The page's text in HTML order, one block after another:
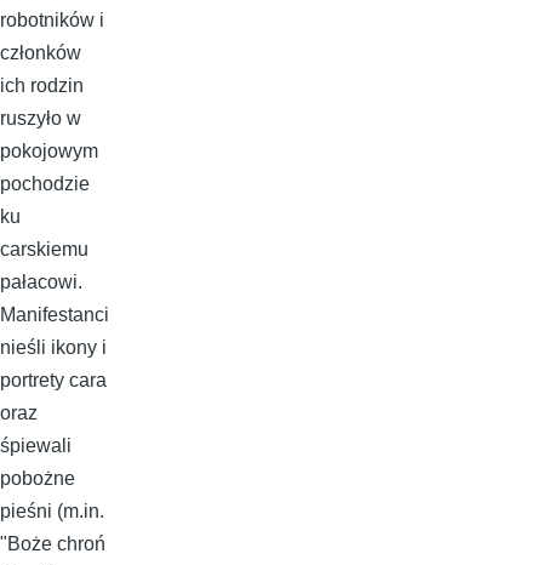
robotników i
członków
ich rodzin
ruszyło w
pokojowym
pochodzie
ku
carskiemu
pałacowi.
Manifestanci
nieśli ikony i
portrety cara
oraz
śpiewali
pobożne
pieśni (m.in.
"Boże chroń